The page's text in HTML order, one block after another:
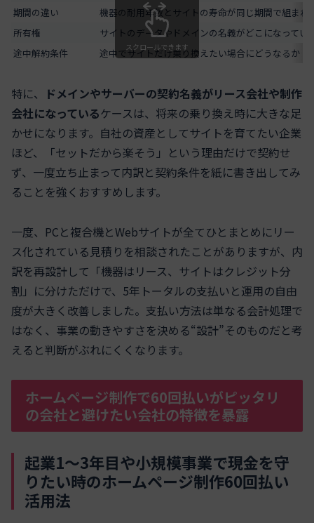
期間の違い
機器の耐用年数とサイトの寿命が同じ期間で組まれ
所有権
サイトのデータやドメインの名義がどこになってい
途中解約条件
途中でサイトだけ乗り換えたい場合にどうなるか
スクロールできます
特に、
ドメインやサーバーの契約名義がリース会社や制作
会社になっているケースは、将来の乗り換え時に大きな足
かせになります。自社の資産としてサイトを育てたい企業
ほど、「セットだから楽そう」という理由だけで契約せ
ず、一度立ち止まって内訳と契約条件を紙に書き出してみ
ることを強くおすすめします。
一度、PCと複合機とWebサイトが全てひとまとめにリー
ス化されている見積りを相談されたことがありますが、内
訳を再設計して「機器はリース、サイトはクレジット分
割」に分けただけで、5年トータルの支払いと運用の自由
度が大きく改善しました。支払い方法は単なる会計処理で
はなく、事業の動きやすさを決める“設計”そのものだと考
えると判断がぶれにくくなります。
ホームページ制作で60回払いがピッタリ
の会社と避けたい会社の特徴を暴露
起業1〜3年目や小規模事業で現金を守
りたい時のホームページ制作60回払い
活用法